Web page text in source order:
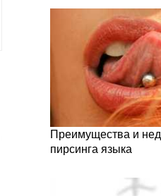
Преимущества и
пирсинга языка